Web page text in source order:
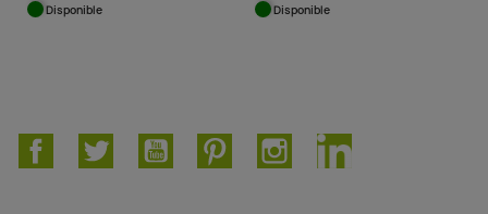
Disponible Disponible
FacebookTwitter YouTube PinterestInstagramLinkedIn